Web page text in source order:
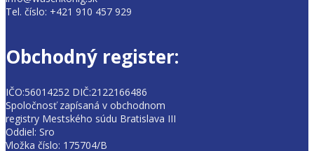
Tel. číslo: +421 910 457 929
Obchodný register:
IČO:56014252 DIČ:2122166486
Spoločnosť zapísaná v obchodnom
registry Mestského súdu Bratislava III
Oddiel: Sro
Vložka číslo: 175704/B